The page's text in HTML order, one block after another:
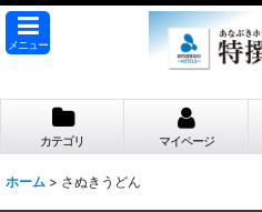
メニュー
カテゴリ マイページ
ホーム > さぬきうどん